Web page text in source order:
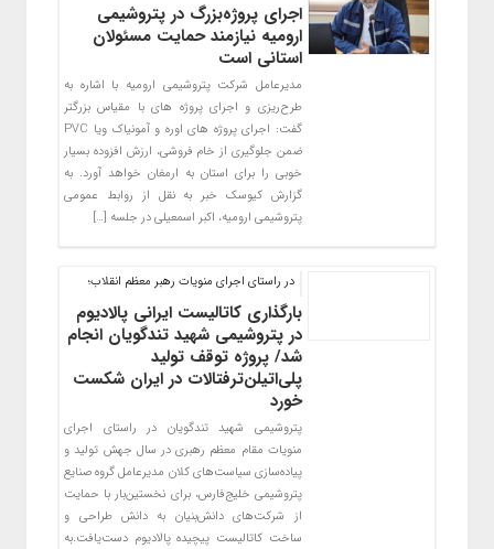
اجرای پروژه‌بزرگ در پتروشیمی
ارومیه نیازمند حمایت مسئولان
استانی است
مدیرعامل شرکت پتروشیمی ارومیه با اشاره به
طرح‌ریزی و اجرای پروژه های با مقیاس بزرگتر
گفت: اجرای پروژه های اوره و آمونیاک ویا PVC
ضمن جلوگیری از خام فروشی، ارزش افزوده بسیار
خوبی را برای استان به ارمغان خواهد آورد. به
گزارش کیوسک خبر به نقل از روابط عمومی
پتروشیمی ارومیه، اکبر اسمعیلی در جلسه […]
در راستای اجرای منویات رهبر معظم انقلاب؛
بارگذاری کاتالیست ایرانی پالادیوم
در پتروشیمی شهید تندگویان انجام
شد/ پروژه توقف تولید
پلی‌اتیلن‌ترفتالات در ایران شکست
خورد
پتروشیمی شهید تندگویان در راستای اجرای
منویات مقام معظم رهبری در سال جهش تولید و
پیاده‌سازی سیاست‌های کلان مدیرعامل گروه صنایع
پتروشیمی خلیج‌فارس، برای نخستین‌بار با حمایت
از شرکت‌های دانش‌بنیان به دانش طراحی و
ساخت کاتالیست پیچیده پالادیوم دست‌یافت.به